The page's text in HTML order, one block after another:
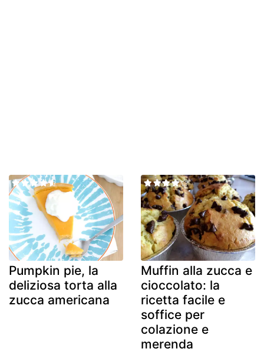
Pumpkin pie, la
deliziosa torta alla
zucca americana
Muffin alla zucca e
cioccolato: la
ricetta facile e
soffice per
colazione e
merenda